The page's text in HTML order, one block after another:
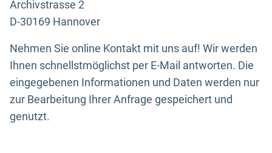
Archivstrasse 2
D-30169 Hannover
Nehmen Sie online Kontakt mit uns auf! Wir werden
Ihnen schnellstmöglichst per E-Mail antworten. Die
eingegebenen Informationen und Daten werden nur
zur Bearbeitung Ihrer Anfrage gespeichert und
genutzt.